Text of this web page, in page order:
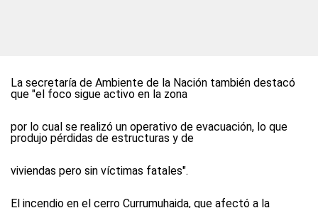
La secretaría de Ambiente de la Nación también destacó
que "el foco sigue activo en la zona
por lo cual se realizó un operativo de evacuación, lo que
produjo pérdidas de estructuras y de
viviendas pero sin víctimas fatales".
El incendio en el cerro Currumuhaida, que afectó a la